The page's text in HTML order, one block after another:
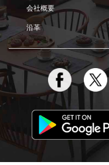
会社概要
沿革